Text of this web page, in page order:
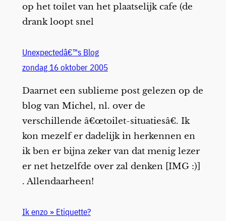
op het toilet van het plaatselijk cafe (de
drank loopt snel
Unexpectedâ€™s Blog
zondag 16 oktober 2005
Daarnet een sublieme post gelezen op de
blog van Michel, nl. over de
verschillende â€œtoilet-situatiesâ€. Ik
kon mezelf er dadelijk in herkennen en
ik ben er bijna zeker van dat menig lezer
er net hetzelfde over zal denken [IMG :)]
. Allendaarheen!
Ik enzo » Etiquette?